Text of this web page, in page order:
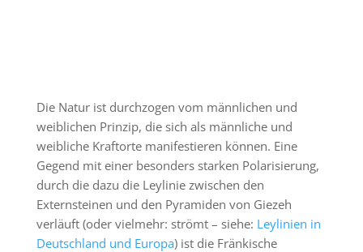
Die Natur ist durchzogen vom männlichen und
weiblichen Prinzip, die sich als männliche und
weibliche Kraftorte manifestieren können. Eine
Gegend mit einer besonders starken Polarisierung,
durch die dazu die Leylinie zwischen den
Externsteinen und den Pyramiden von Giezeh
verläuft (oder vielmehr: strömt – siehe: Leylinien in
Deutschland und Europa) ist die Fränkische